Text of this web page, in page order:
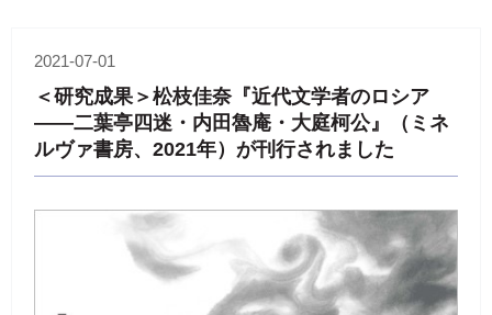
2021-07-01
＜研究成果＞松枝佳奈『近代文学者のロシア
——二葉亭四迷・内田魯庵・大庭柯公』（ミネ
ルヴァ書房、2021年）が刊行されました